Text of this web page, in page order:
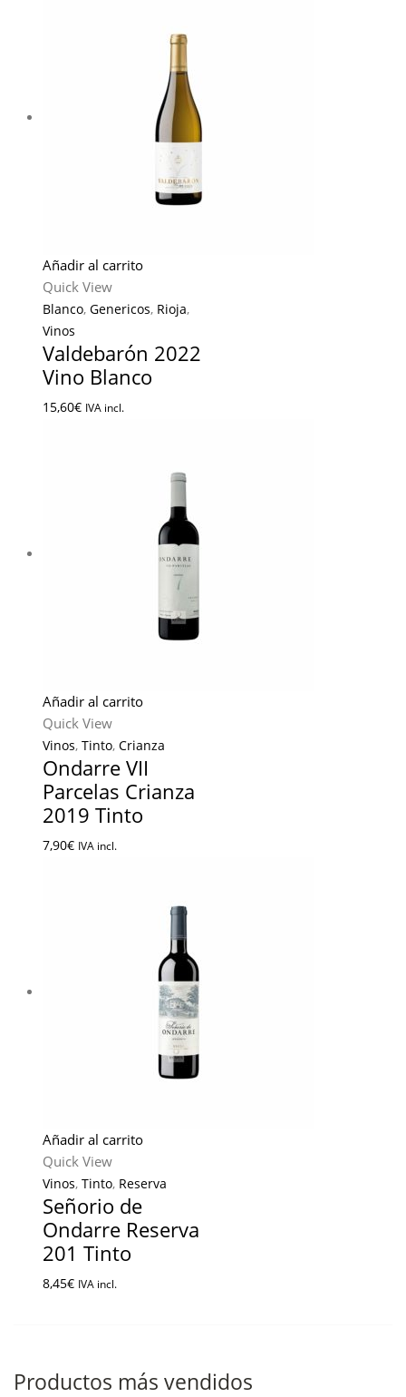
Añadir al carrito
Quick View
Blanco, Genericos, Rioja,
Vinos
Valdebarón 2022
Vino Blanco
15,60€ IVA incl.
Añadir al carrito
Quick View
Vinos, Tinto, Crianza
Ondarre VII
Parcelas Crianza
2019 Tinto
7,90€ IVA incl.
Añadir al carrito
Quick View
Vinos, Tinto, Reserva
Señorio de
Ondarre Reserva
201 Tinto
8,45€ IVA incl.
Productos más vendidos